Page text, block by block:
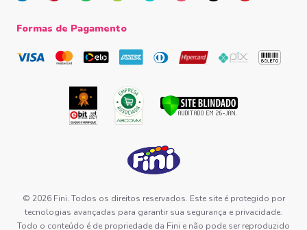
Formas de Pagamento
© 2026 Fini. Todos os direitos reservados. Este site é protegido por
tecnologias avançadas para garantir sua segurança e privacidade.
Todo o conteúdo é de propriedade da Fini e não pode ser reproduzido